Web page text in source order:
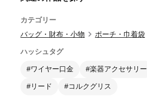
カテゴリー
バッグ・財布・小物
ポーチ・巾着袋
ハッシュタグ
#ワイヤー口金 #楽器アクセサリー
#リード #コルクグリス